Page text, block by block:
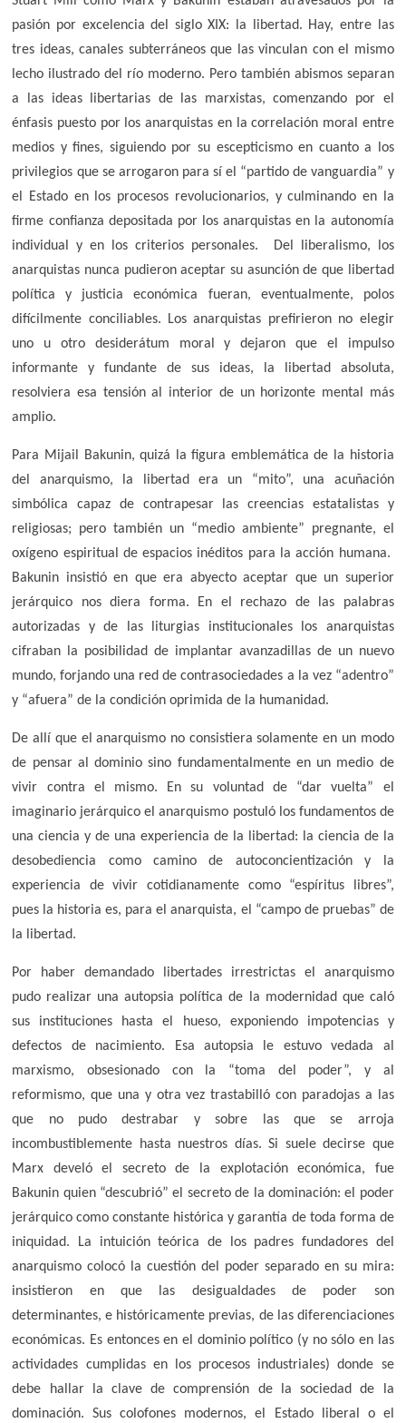
pasión por excelencia del siglo XIX: la libertad. Hay, entre las
tres ideas, canales subterráneos que las vinculan con el mismo
lecho ilustrado del río moderno. Pero también abismos separan
a las ideas libertarias de las marxistas, comenzando por el
énfasis puesto por los anarquistas en la correlación moral entre
medios y fines, siguiendo por su escepticismo en cuanto a los
privilegios que se arrogaron para sí el “partido de vanguardia” y
el Estado en los procesos revolucionarios, y culminando en la
firme confianza depositada por los anarquistas en la autonomía
individual y en los criterios personales. Del liberalismo, los
anarquistas nunca pudieron aceptar su asunción de que libertad
política y justicia económica fueran, eventualmente, polos
difícilmente conciliables. Los anarquistas prefirieron no elegir
uno u otro desiderátum moral y dejaron que el impulso
informante y fundante de sus ideas, la libertad absoluta,
resolviera esa tensión al interior de un horizonte mental más
amplio.
Para Mijail Bakunin, quizá la figura emblemática de la historia
del anarquismo, la libertad era un “mito”, una acuñación
simbólica capaz de contrapesar las creencias estatalistas y
religiosas; pero también un “medio ambiente” pregnante, el
oxígeno espiritual de espacios inéditos para la acción humana.
Bakunin insistió en que era abyecto aceptar que un superior
jerárquico nos diera forma. En el rechazo de las palabras
autorizadas y de las liturgias institucionales los anarquistas
cifraban la posibilidad de implantar avanzadillas de un nuevo
mundo, forjando una red de contrasociedades a la vez “adentro”
y “afuera” de la condición oprimida de la humanidad.
De allí que el anarquismo no consistiera solamente en un modo
de pensar al dominio sino fundamentalmente en un medio de
vivir contra el mismo. En su voluntad de “dar vuelta” el
imaginario jerárquico el anarquismo postuló los fundamentos de
una ciencia y de una experiencia de la libertad: la ciencia de la
desobediencia como camino de autoconcientización y la
experiencia de vivir cotidianamente como “espíritus libres”,
pues la historia es, para el anarquista, el “campo de pruebas” de
la libertad.
Por haber demandado libertades irrestrictas el anarquismo
pudo realizar una autopsia política de la modernidad que caló
sus instituciones hasta el hueso, exponiendo impotencias y
defectos de nacimiento. Esa autopsia le estuvo vedada al
marxismo, obsesionado con la “toma del poder”, y al
reformismo, que una y otra vez trastabilló con paradojas a las
que no pudo destrabar y sobre las que se arroja
incombustiblemente hasta nuestros días. Si suele decirse que
Marx develó el secreto de la explotación económica, fue
Bakunin quien “descubrió” el secreto de la dominación: el poder
jerárquico como constante histórica y garantía de toda forma de
iniquidad. La intuición teórica de los padres fundadores del
anarquismo colocó la cuestión del poder separado en su mira:
insistieron en que las desigualdades de poder son
determinantes, e históricamente previas, de las diferenciaciones
económicas. Es entonces en el dominio político (y no sólo en las
actividades cumplidas en los procesos industriales) donde se
debe hallar la clave de comprensión de la sociedad de la
dominación. Sus colofones modernos, el Estado liberal o el